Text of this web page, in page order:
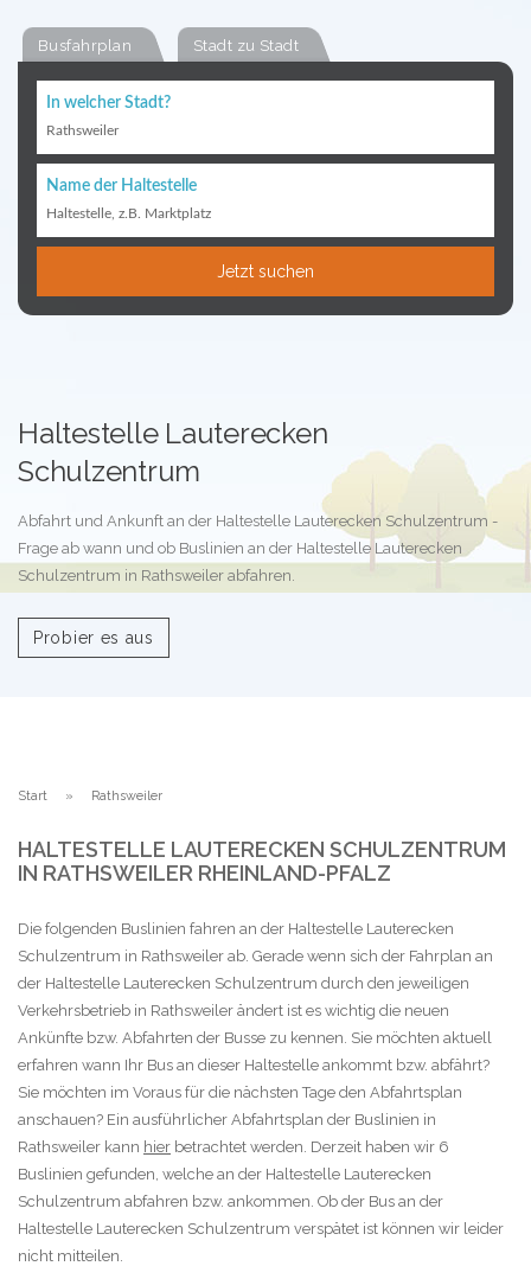
Busfahrplan Stadt zu Stadt
In welcher Stadt?
Rathsweiler
Name der Haltestelle
Haltestelle, z.B. Marktplatz
Jetzt suchen
Haltestelle Lauterecken
Schulzentrum
Abfahrt und Ankunft an der Haltestelle Lauterecken Schulzentrum -
Frage ab wann und ob Buslinien an der Haltestelle Lauterecken
Schulzentrum in Rathsweiler abfahren.
Probier es aus
Start Rathsweiler
HALTESTELLE LAUTERECKEN SCHULZENTRUM
IN RATHSWEILER RHEINLAND-PFALZ
Die folgenden Buslinien fahren an der Haltestelle Lauterecken
Schulzentrum in Rathsweiler ab. Gerade wenn sich der Fahrplan an
der Haltestelle Lauterecken Schulzentrum durch den jeweiligen
Verkehrsbetrieb in Rathsweiler ändert ist es wichtig die neuen
Ankünfte bzw. Abfahrten der Busse zu kennen. Sie möchten aktuell
erfahren wann Ihr Bus an dieser Haltestelle ankommt bzw. abfährt?
Sie möchten im Voraus für die nächsten Tage den Abfahrtsplan
anschauen? Ein ausführlicher Abfahrtsplan der Buslinien in
Rathsweiler kann hier betrachtet werden. Derzeit haben wir 6
Buslinien gefunden, welche an der Haltestelle Lauterecken
Schulzentrum abfahren bzw. ankommen. Ob der Bus an der
Haltestelle Lauterecken Schulzentrum verspätet ist können wir leider
nicht mitteilen.